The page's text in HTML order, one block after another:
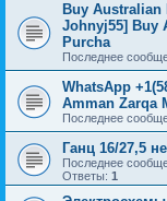
Buy Australian
Johnyj55] Buy
Purcha
Последнее
WhatsApp
Amman Zarqa
Последнее
Ганц 16/27,5
Последнее
Ответы: 1